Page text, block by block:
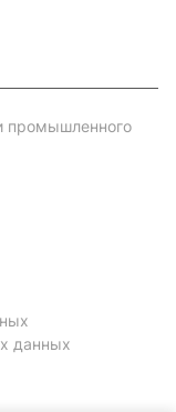
промышленного
данных